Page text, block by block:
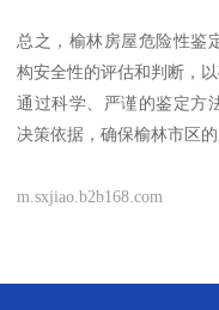
总之，榆林房屋危险性鉴
构安全性的评估和判断，
通过科学、严谨的鉴定方
决策依据，确保榆林市区
m.sxjiao.b2b168.com